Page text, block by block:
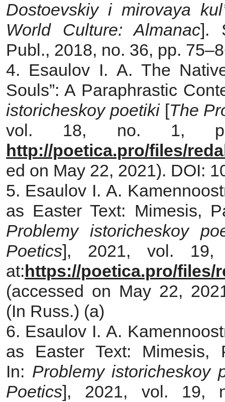
Dostoevskiy i mirovaya
World Culture: Almanac].
Publ., 2018, no. 36, pp.
4. Esaulov I. A. The
Souls”: A Paraphrastic
istoricheskoy poetiki[The
vol. 18, no. 1, pp.
http://poetica.pro/files/
ed on May 22, 2021). DOI:
5. Esaulov I. A.
as Easter Text: Mimesis,
Problemy istoricheskoy
Poetics], 2021, vol. 19,
at: https://poetica.pro/files/
(accessed on May 22,
(In Russ.) (a)
6. Esaulov I. A.
as Easter Text: Mimesis,
In: Problemy istoricheskoy
Poetics], 2021, vol. 19,